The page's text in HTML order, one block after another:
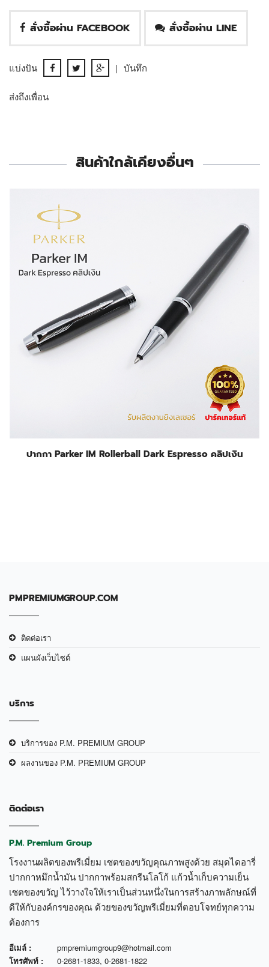
สั่งซื้อผ่าน FACEBOOK สั่งซื้อผ่าน LINE
แบ่งปัน | บันทึก
ส่งถึงเพื่อน
สินค้าใกล้เคียงอื่นๆ
ปากกา Parker IM Rollerball Dark Espresso คลิปเงิน
PMPREMIUMGROUP.COM
ติดต่อเรา
แผนผังเว็บไซต์
บริการ
บริการของ P.M. PREMIUM GROUP
ผลงานของ P.M. PREMIUM GROUP
ติดต่อเรา
P.M. Premium Group
โรงงานผลิตของพรีเมี่ยม เซตของขวัญคุณภาพสูงด้วย สมุดไดอารี่
ปากกาหมึกน้ำมัน ปากกาพร้อมสกรีนโลโก้ แก้วน้ำเก็บความเย็น
เซตของขวัญ ไว้วางใจให้เราเป็นส่วนหนึ่งในการสร้างภาพลักษณ์ที่
ดีให้กับองค์กรของคุณ ด้วยของขวัญพรีเมี่ยมที่ตอบโจทย์ทุกความ
ต้องการ
อีเมล์ :
pmpremiumgroup9@hotmail.com
โทรศัพท์ :
0-2681-1833, 0-2681-1822